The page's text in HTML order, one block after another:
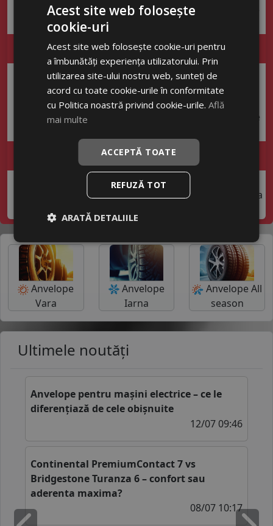
24-48h, iar cele din stoc extern în 4-7 zile
lucrătoare.
Garanția siguranței
Siguranța ta este prioritatea noastră.
Oferim anvelope verificate, de la
branduri de încredere, pentru
performanță și aderență optimă în orice
Consiliere tehnica
Nu știi ce anvelope să alegi? Echipa
noastră te ajută rapid să găsești varianta
ideală pentru siguranță și performanță.
Anvelope
Vara
Anvelope
Iarna
Anvelope All
season
Ultimele noutăți
Anvelope pentru mașini electrice – ce le
diferențiază de cele obișnuite
12/07 09:46
Continental PremiumContact 7 vs
Bridgestone Turanza 6 – confort sau
aderenta maxima?
08/07 10:17
Acest site web folosește
cookie-uri
Acest site web folosește cookie-uri pentru
a îmbunătăți experiența utilizatorului. Prin
utilizarea site-ului nostru web, sunteți de
acord cu toate cookie-urile în conformitate
cu Politica noastră privind cookie-urile.Află
mai multe
ACCEPTĂ TOATE
REFUZĂ TOT
ARATĂ DETALIILE